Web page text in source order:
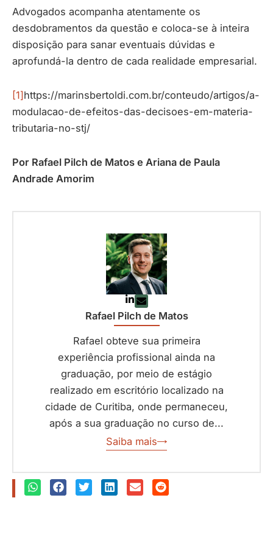
Advogados acompanha atentamente os
desdobramentos da questão e coloca-se à inteira
disposição para sanar eventuais dúvidas e
aprofundá-la dentro de cada realidade empresarial.
[1]https://marinsbertoldi.com.br/conteudo/artigos/a-
modulacao-de-efeitos-das-decisoes-em-materia-
tributaria-no-stj/
Por Rafael Pilch de Matos e Ariana de Paula
Andrade Amorim
Rafael Pilch de Matos
Rafael obteve sua primeira
experiência profissional ainda na
graduação, por meio de estágio
realizado em escritório localizado na
cidade de Curitiba, onde permaneceu,
após a sua graduação no curso de...
Saiba mais